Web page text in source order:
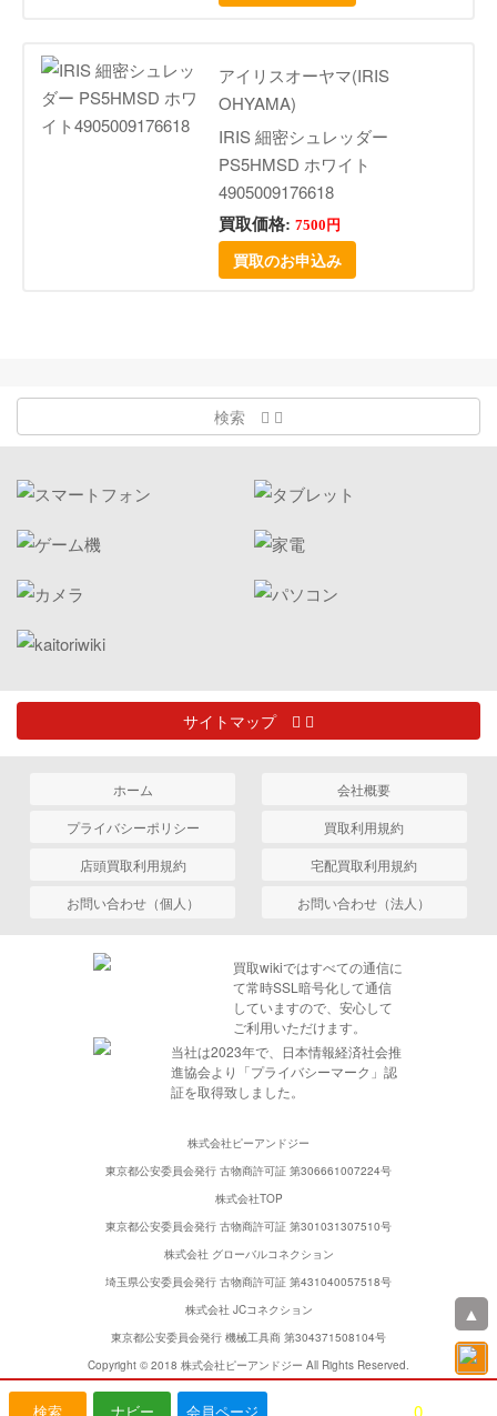
検索 ナビー 会員ページ 0
アイリスオーヤマ(IRIS
OHYAMA)
IRIS 細密シュレッダー
PS5HMSD ホワイト
4905009176618
買取価格: 7500円
買取のお申込み
検索
サイトマップ
ホーム
会社概要
プライバシーポリシー
買取利用規約
店頭買取利用規約
宅配買取利用規約
お問い合わせ（個人）
お問い合わせ（法人）
買取wikiではすべての通信に
て常時SSL暗号化して通信
していますので、安心して
ご利用いただけます。
当社は2023年で、日本情報経済社会推
進協会より「プライバシーマーク」認
証を取得致しました。
株式会社ピーアンドジー
東京都公安委員会発行 古物商許可証 第306661007224号
株式会社TOP
東京都公安委員会発行 古物商許可証 第301031307510号
株式会社 グローバルコネクション
埼玉県公安委員会発行 古物商許可証 第431040057518号
株式会社 JCコネクション
東京都公安委員会発行 機械工具商 第304371508104号
Copyright © 2018 株式会社ピーアンドジー All Rights Reserved.
▲